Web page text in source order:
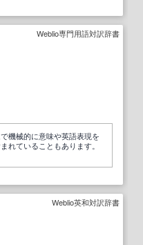
Weblio専門用語対訳辞書
機械的に意味や英語表現を
れていることもあります。
Weblio英和対訳辞書